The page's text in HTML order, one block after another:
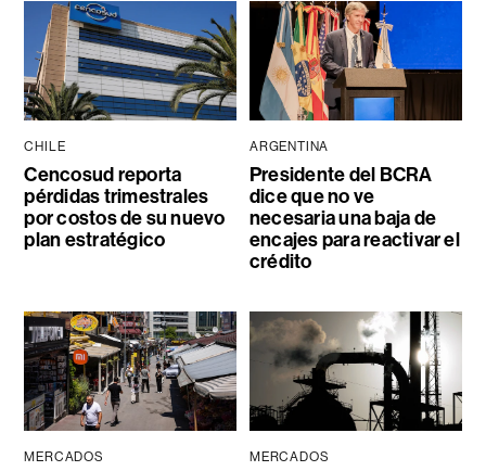
CHILE
Cencosud reporta
pérdidas trimestrales
por costos de su nuevo
plan estratégico
ARGENTINA
Presidente del BCRA
dice que no ve
necesaria una baja de
encajes para reactivar el
crédito
MERCADOS MERCADOS